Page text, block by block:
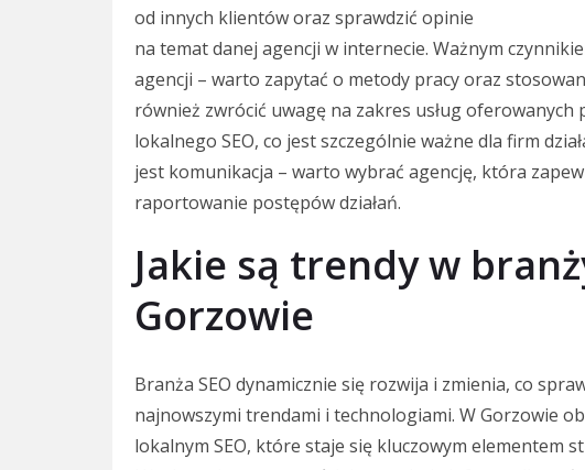
od innych klientów oraz sprawdzić opinie
na temat danej agencji w internecie. Ważnym
agencji – warto zapytać o metody pracy oraz
również zwrócić uwagę na zakres usług oferowanych
lokalnego SEO, co jest szczególnie ważne dla firm
jest komunikacja – warto wybrać agencję, która
raportowanie postępów działań.
Jakie są trendy w
Gorzowie
Branża SEO dynamicznie się rozwija i zmienia, co
najnowszymi trendami i technologiami. W Gorzowie
lokalnym SEO, które staje się kluczowym elementem